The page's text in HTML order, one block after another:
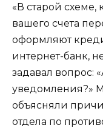
«В старой схеме,
вашего счета
оформляют
интернет-банк,
задавал вопрос:
уведомления?»
объясняли
отдела по